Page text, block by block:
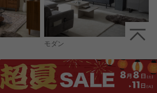
モダン
コーディネートをもっと見る